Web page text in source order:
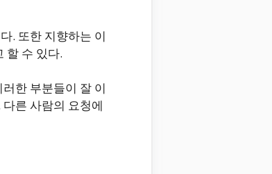
. 또한 지향하는 이
할 수 있다.
한 부분들이 잘 이
른 사람의 요청에